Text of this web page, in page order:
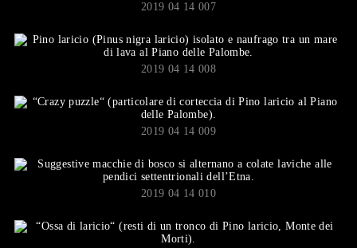
2019 04 14 007
2019 04 14 008
2019 04 14 009
2019 04 14 010